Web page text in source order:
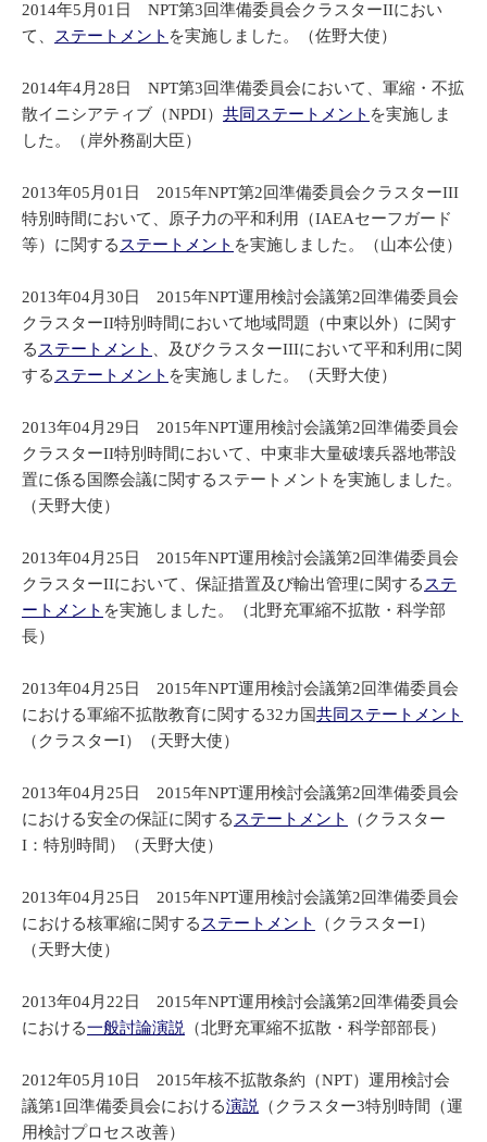
2014年5月01日 NPT第3回準備委員会クラスターIIにおい
て、
ステートメント を実施しました。（佐野大使）
2014年4月28日 NPT第3回準備委員会において、軍縮・不拡
散イニシアティブ（NPDI） 共同ステートメント を実施しま
した。（岸外務副大臣）
2013年05月01日 2015年NPT第2回準備委員会クラスターIII
特別時間において、原子力の平和利用（IAEAセーフガード
等）に関する ステートメント を実施しました。（山本公使）
2013年04月30日 2015年NPT運用検討会議第2回準備委員会
クラスターII特別時間において地域問題（中東以外）に関す
る ステートメント
、及びクラスターIIIにおいて平和利用に関
する ステートメント を実施しました。（天野大使）
2013年04月29日 2015年NPT運用検討会議第2回準備委員会
クラスターII特別時間において、中東非大量破壊兵器地帯設
置に係る国際会議に関するステートメントを実施しました。
（天野大使）
2013年04月25日 2015年NPT運用検討会議第2回準備委員会
クラスターIIにおいて、保証措置及び輸出管理に関する ステ
ートメント を実施しました。（北野充軍縮不拡散・科学部
長）
2013年04月25日 2015年NPT運用検討会議第2回準備委員会
における軍縮不拡散教育に関する32カ国共同ステートメント
（クラスターI）（天野大使）
2013年04月25日 2015年NPT運用検討会議第2回準備委員会
における安全の保証に関する ステートメント
（クラスター
I：特別時間）（天野大使）
2013年04月25日 2015年NPT運用検討会議第2回準備委員会
における核軍縮に関する ステートメント
（クラスターI）
（天野大使）
2013年04月22日 2015年NPT運用検討会議第2回準備委員会
における一般討論演説 （北野充軍縮不拡散・科学部部長）
2012年05月10日 2015年核不拡散条約（NPT）運用検討会
議第1回準備委員会における演説
（クラスター3特別時間（運
用検討プロセス改善）